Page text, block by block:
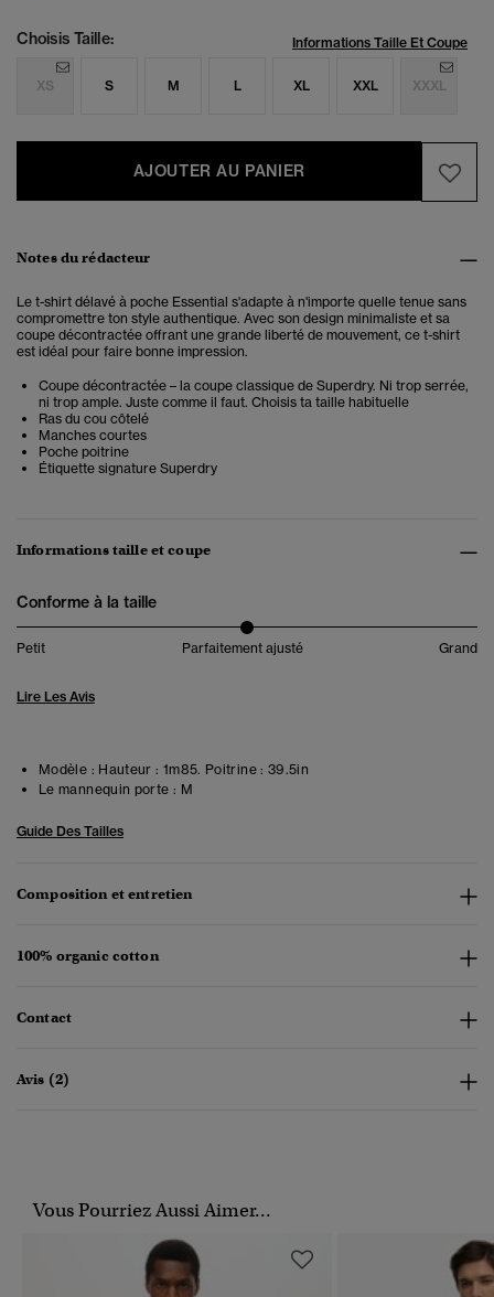
Choisis Taille: Informations Taille Et Coupe
XS S M L XL XXL XXXL
AJOUTER AU PANIER
Notes du rédacteur
Le t-shirt délavé à poche Essential s'adapte à n'importe quelle tenue sans
compromettre ton style authentique. Avec son design minimaliste et sa
coupe décontractée offrant une grande liberté de mouvement, ce t-shirt
est idéal pour faire bonne impression.
Coupe décontractée – la coupe classique de Superdry. Ni trop serrée,
ni trop ample. Juste comme il faut. Choisis ta taille habituelle
Ras du cou côtelé
Manches courtes
Poche poitrine
Étiquette signature Superdry
Informations taille et coupe
Conforme à la taille
Petit Parfaitement ajusté Grand
Lire Les Avis
Modèle : Hauteur : 1m85. Poitrine : 39.5in
Le mannequin porte : M
Guide Des Tailles
Composition et entretien
100% organic cotton
Contact
Avis (2)
Vous Pourriez Aussi Aimer...